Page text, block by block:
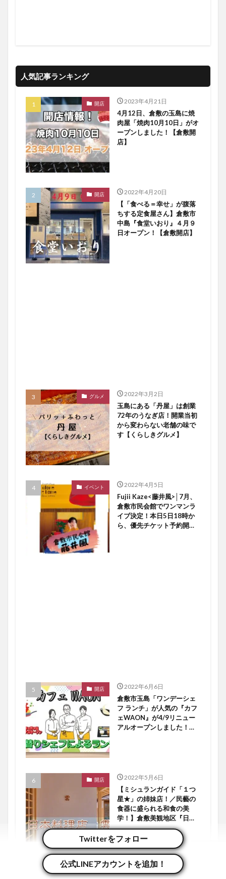
Twitterをフォロー
公式LINEアカウントを追加！
人気記事ランキング
開店 2023年4月21日
4月12日、倉敷の玉島に焼
肉屋「焼肉10月10日」がオ
ープンしました！【倉敷開
店】
開店 2022年4月20日
【「食べる＝幸せ」が腹落
ちする定食屋さん】倉敷市
中島『食堂いおり』４月９
日オープン！【倉敷開店】
グルメ 2022年3月2日
玉島にある「丹屋」は創業
72年のうなぎ店！開業当初
から変わらない老舗の味で
す【くらしきグルメ】
イベント 2022年4月5日
Fujii Kaze<藤井風>│7月、
倉敷市民会館でワンマンラ
イブ決定！本日5日18時か
ら、優先チケット予約開始
開店 2022年6月6日
倉敷市玉島「ワンデーシェ
フ ランチ」が人気の『カフ
ェWAON』が4/9リニュー
アルオープンしました！
開店 2022年5月6日
【ミシュランガイド「１つ
星★」の姉妹店！／民藝の
食器に盛られる和食の美
学！】倉敷美観地区『日本
料理店 雲』４／２８オー
プン！【倉敷開店】